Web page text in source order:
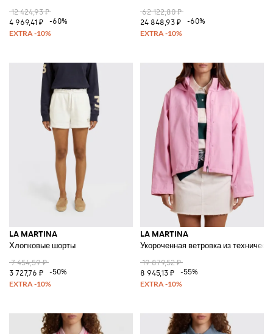
12 424,93 ₽
4 969,41 ₽
-60%
62 122,80 ₽
24 848,93 ₽
-60%
LA MARTINA
Хлопковые шорты
7 454,59 ₽
3 727,76 ₽
-50%
LA MARTINA
Укороченная ветровка из
19 879,52 ₽
8 945,13 ₽
-55%